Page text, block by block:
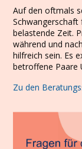
Auf den oftmals
Schwangerschaft
belastende Zeit.
während und
hilfreich sein. Es
betroffene Paare
Zu den